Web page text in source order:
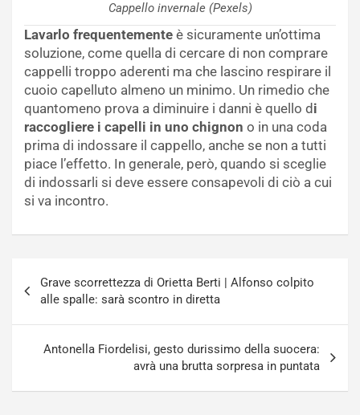
Cappello invernale (Pexels)
Lavarlo frequentemente è sicuramente un’ottima
soluzione, come quella di cercare di non comprare
cappelli troppo aderenti ma che lascino respirare il
cuoio capelluto almeno un minimo. Un rimedio che
quantomeno prova a diminuire i danni è quello d i
raccogliere i capelli in uno chignon o in una coda
prima di indossare il cappello, anche se non a tutti
piace l’effetto. In generale, però, quando si sceglie
di indossarli si deve essere consapevoli di ciò a cui
si va incontro.
articoli
Grave scorrettezza di Orietta Berti | Alfonso colpito
alle spalle: sarà scontro in diretta
Antonella Fiordelisi, gesto durissimo della suocera:
avrà una brutta sorpresa in puntata